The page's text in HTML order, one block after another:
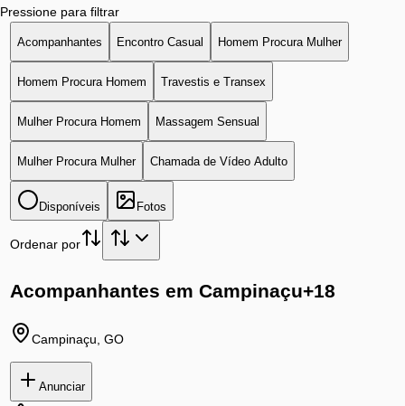
Pressione para filtrar
Acompanhantes Encontro Casual Homem Procura Mulher
Homem Procura Homem Travestis e Transex
Mulher Procura Homem Massagem Sensual
Mulher Procura Mulher Chamada de Vídeo Adulto
Disponíveis Fotos
Ordenar por
Acompanhantes em Campinaçu+18
Campinaçu GO
Anunciar